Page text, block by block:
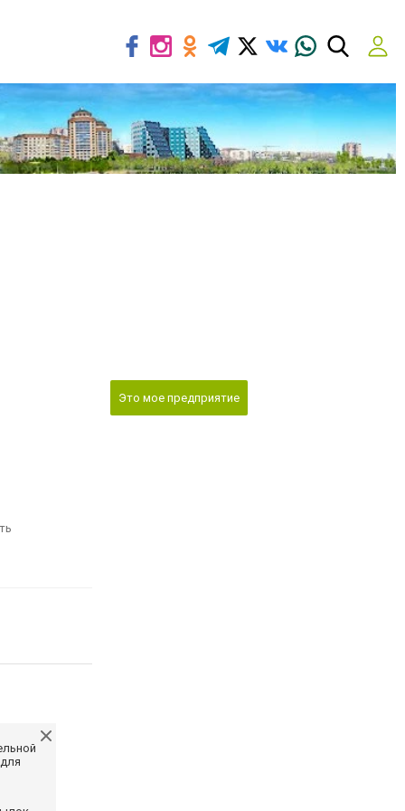
Это мое предприятие